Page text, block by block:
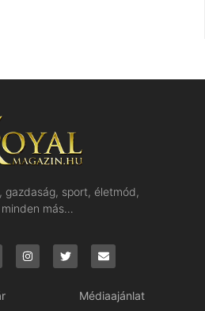
gazdaság, sport, életmód,
más…
Médiaajánlat